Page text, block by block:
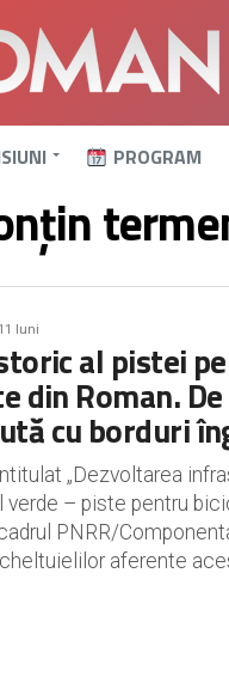
PROGRAM
luni
al pistei
din Roman.
cu borduri
„Dezvoltarea
verde – piste pentru
PNRR/
aferente